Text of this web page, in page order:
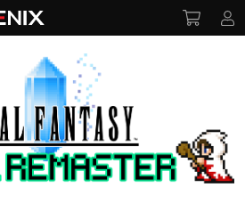
FINAL FANTASY pixel remaster